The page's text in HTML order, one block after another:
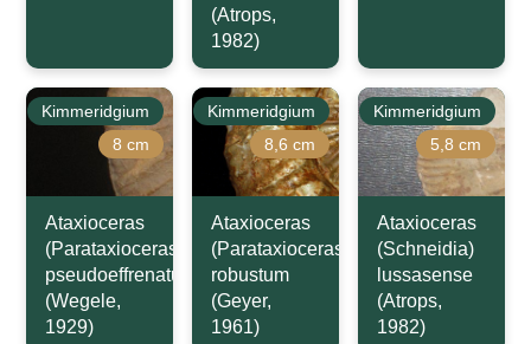
(Atrops,
1982)
Kimmeridgium
8 cm
Ataxioceras
(Parataxioceras)
pseudoeffrenatum
(Wegele,
1929)
Kimmeridgium
8,6 cm
Ataxioceras
(Parataxioceras)
robustum
(Geyer,
1961)
Kimmeridgium
5,8 cm
Ataxioceras
(Schneidia)
lussasense
(Atrops,
1982)